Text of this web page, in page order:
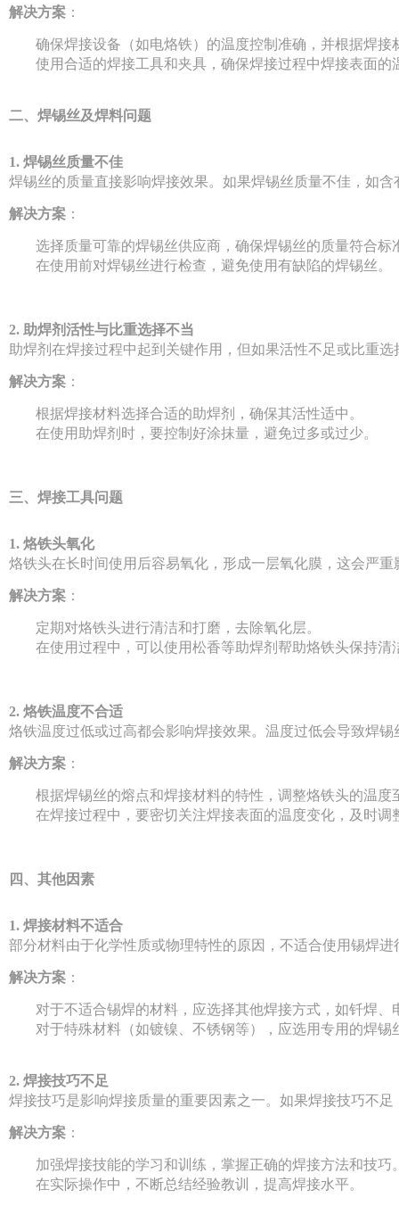
解决方案 ：
确保焊接设备（如电烙铁）的温度控制准确，并根据焊接
使用合适的焊接工具和夹具，确保焊接过程中焊接表面的
二、焊锡丝及焊料问题
1. 焊锡丝质量不佳
焊锡丝的质量直接影响焊接效果。如果焊锡丝质量不佳，如
解决方案 ：
选择质量可靠的焊锡丝供应商，确保焊锡丝的质量符合标
在使用前对焊锡丝进行检查，避免使用有缺陷的焊锡丝。
2. 助焊剂活性与比重选择不当
助焊剂在焊接过程中起到关键作用，但如果活性不足或比重
解决方案 ：
根据焊接材料选择合适的助焊剂，确保其活性适中。
在使用助焊剂时，要控制好涂抹量，避免过多或过少。
三、焊接工具问题
1. 烙铁头氧化
烙铁头在长时间使用后容易氧化，形成一层氧化膜，这会严
解决方案 ：
定期对烙铁头进行清洁和打磨，去除氧化层。
在使用过程中，可以使用松香等助焊剂帮助烙铁头保持清
2. 烙铁温度不合适
烙铁温度过低或过高都会影响焊接效果。温度过低会导致焊
解决方案 ：
根据焊锡丝的熔点和焊接材料的特性，调整烙铁头的温度
在焊接过程中，要密切关注焊接表面的温度变化，及时调
四、其他因素
1. 焊接材料不适合
部分材料由于化学性质或物理特性的原因，不适合使用锡焊进
解决方案 ：
对于不适合锡焊的材料，应选择其他焊接方式，如钎焊、
对于特殊材料（如镀镍、不锈钢等），应选用专用的焊锡
2. 焊接技巧不足
焊接技巧是影响焊接质量的重要因素之一。如果焊接技巧不
解决方案 ：
加强焊接技能的学习和训练，掌握正确的焊接方法和技巧
在实际操作中，不断总结经验教训，提高焊接水平。